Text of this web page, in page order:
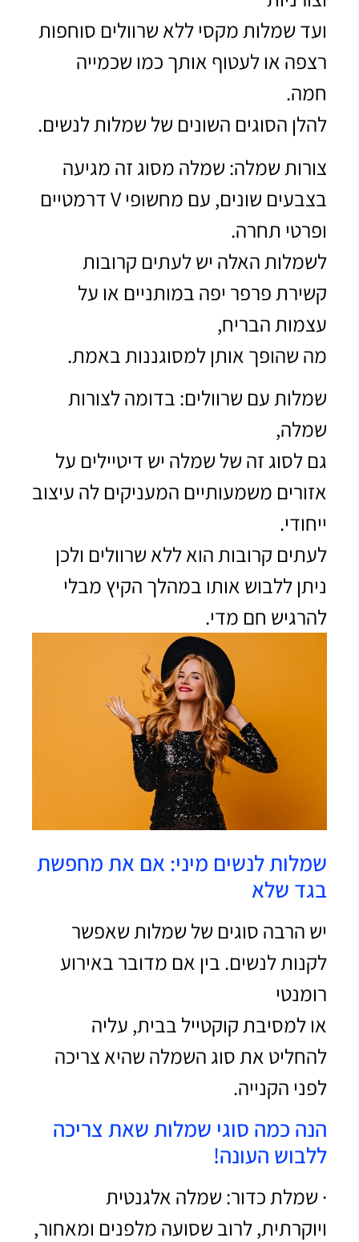
ועד שמלות מקסי ללא שרוולים סוחפות
רצפה או לעטוף אותך כמו שכמייה
חמה.
להלן הסוגים השונים של שמלות לנשים.
צורות שמלה: שמלה מסוג זה מגיעה
בצבעים שונים, עם מחשופי V דרמטיים
ופרטי תחרה.
לשמלות האלה יש לעתים קרובות
קשירת פרפר יפה במותניים או על
עצמות הבריח,
מה שהופך אותן למסוגננות באמת.
שמלות עם שרוולים: בדומה לצורות
שמלה,
גם לסוג זה של שמלה יש דיטיילים על
אזורים משמעותיים המעניקים לה עיצוב
ייחודי.
לעתים קרובות הוא ללא שרוולים ולכן
ניתן ללבוש אותו במהלך הקיץ מבלי
להרגיש חם מדי.
שמלות לנשים מיני: אם את מחפשת
בגד שלא
יש הרבה סוגים של שמלות שאפשר
לקנות לנשים. בין אם מדובר באירוע
רומנטי
או למסיבת קוקטייל בבית, עליה
להחליט את סוג השמלה שהיא צריכה
לפני הקנייה.
הנה כמה סוגי שמלות שאת צריכה
ללבוש העונה!
· שמלת כדור: שמלה אלגנטית
ויוקרתית, לרוב שסועה מלפנים ומאחור,